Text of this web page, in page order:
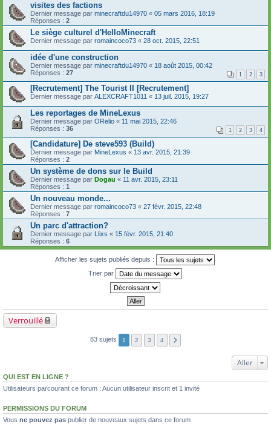
visites des factions
Dernier message par minecraftdu14970 « 05 mars 2016, 18:19
Réponses : 2
Le siège culturel d'HelloMinecraft
Dernier message par romaincoco73 « 28 oct. 2015, 22:51
idée d'une construction
Dernier message par minecraftdu14970 « 18 août 2015, 00:42
Réponses : 27 1 2 3
[Recrutement] The Tourist II [Recrutement]
Dernier message par ALEXCRAFT1011 « 13 juil. 2015, 19:27
Les reportages de MineLexus
Dernier message par ORelio « 11 mai 2015, 22:46
Réponses : 36 1 2 3 4
[Candidature] De steve593 (Build)
Dernier message par MineLexus « 13 avr. 2015, 21:39
Réponses : 2
Un système de dons sur le Build
Dernier message par Dogau « 11 avr. 2015, 23:11
Réponses : 1
Un nouveau monde...
Dernier message par romaincoco73 « 27 févr. 2015, 22:48
Réponses : 7
Un parc d'attraction?
Dernier message par Llixs « 15 févr. 2015, 21:40
Réponses : 6
Afficher les sujets publiés depuis :
Trier par
Verrouillé
83 sujets 1 2 3 4
Aller
QUI EST EN LIGNE ?
Utilisateurs parcourant ce forum : Aucun utilisateur inscrit et 1 invité
PERMISSIONS DU FORUM
Vous ne pouvez pas publier de nouveaux sujets dans ce forum